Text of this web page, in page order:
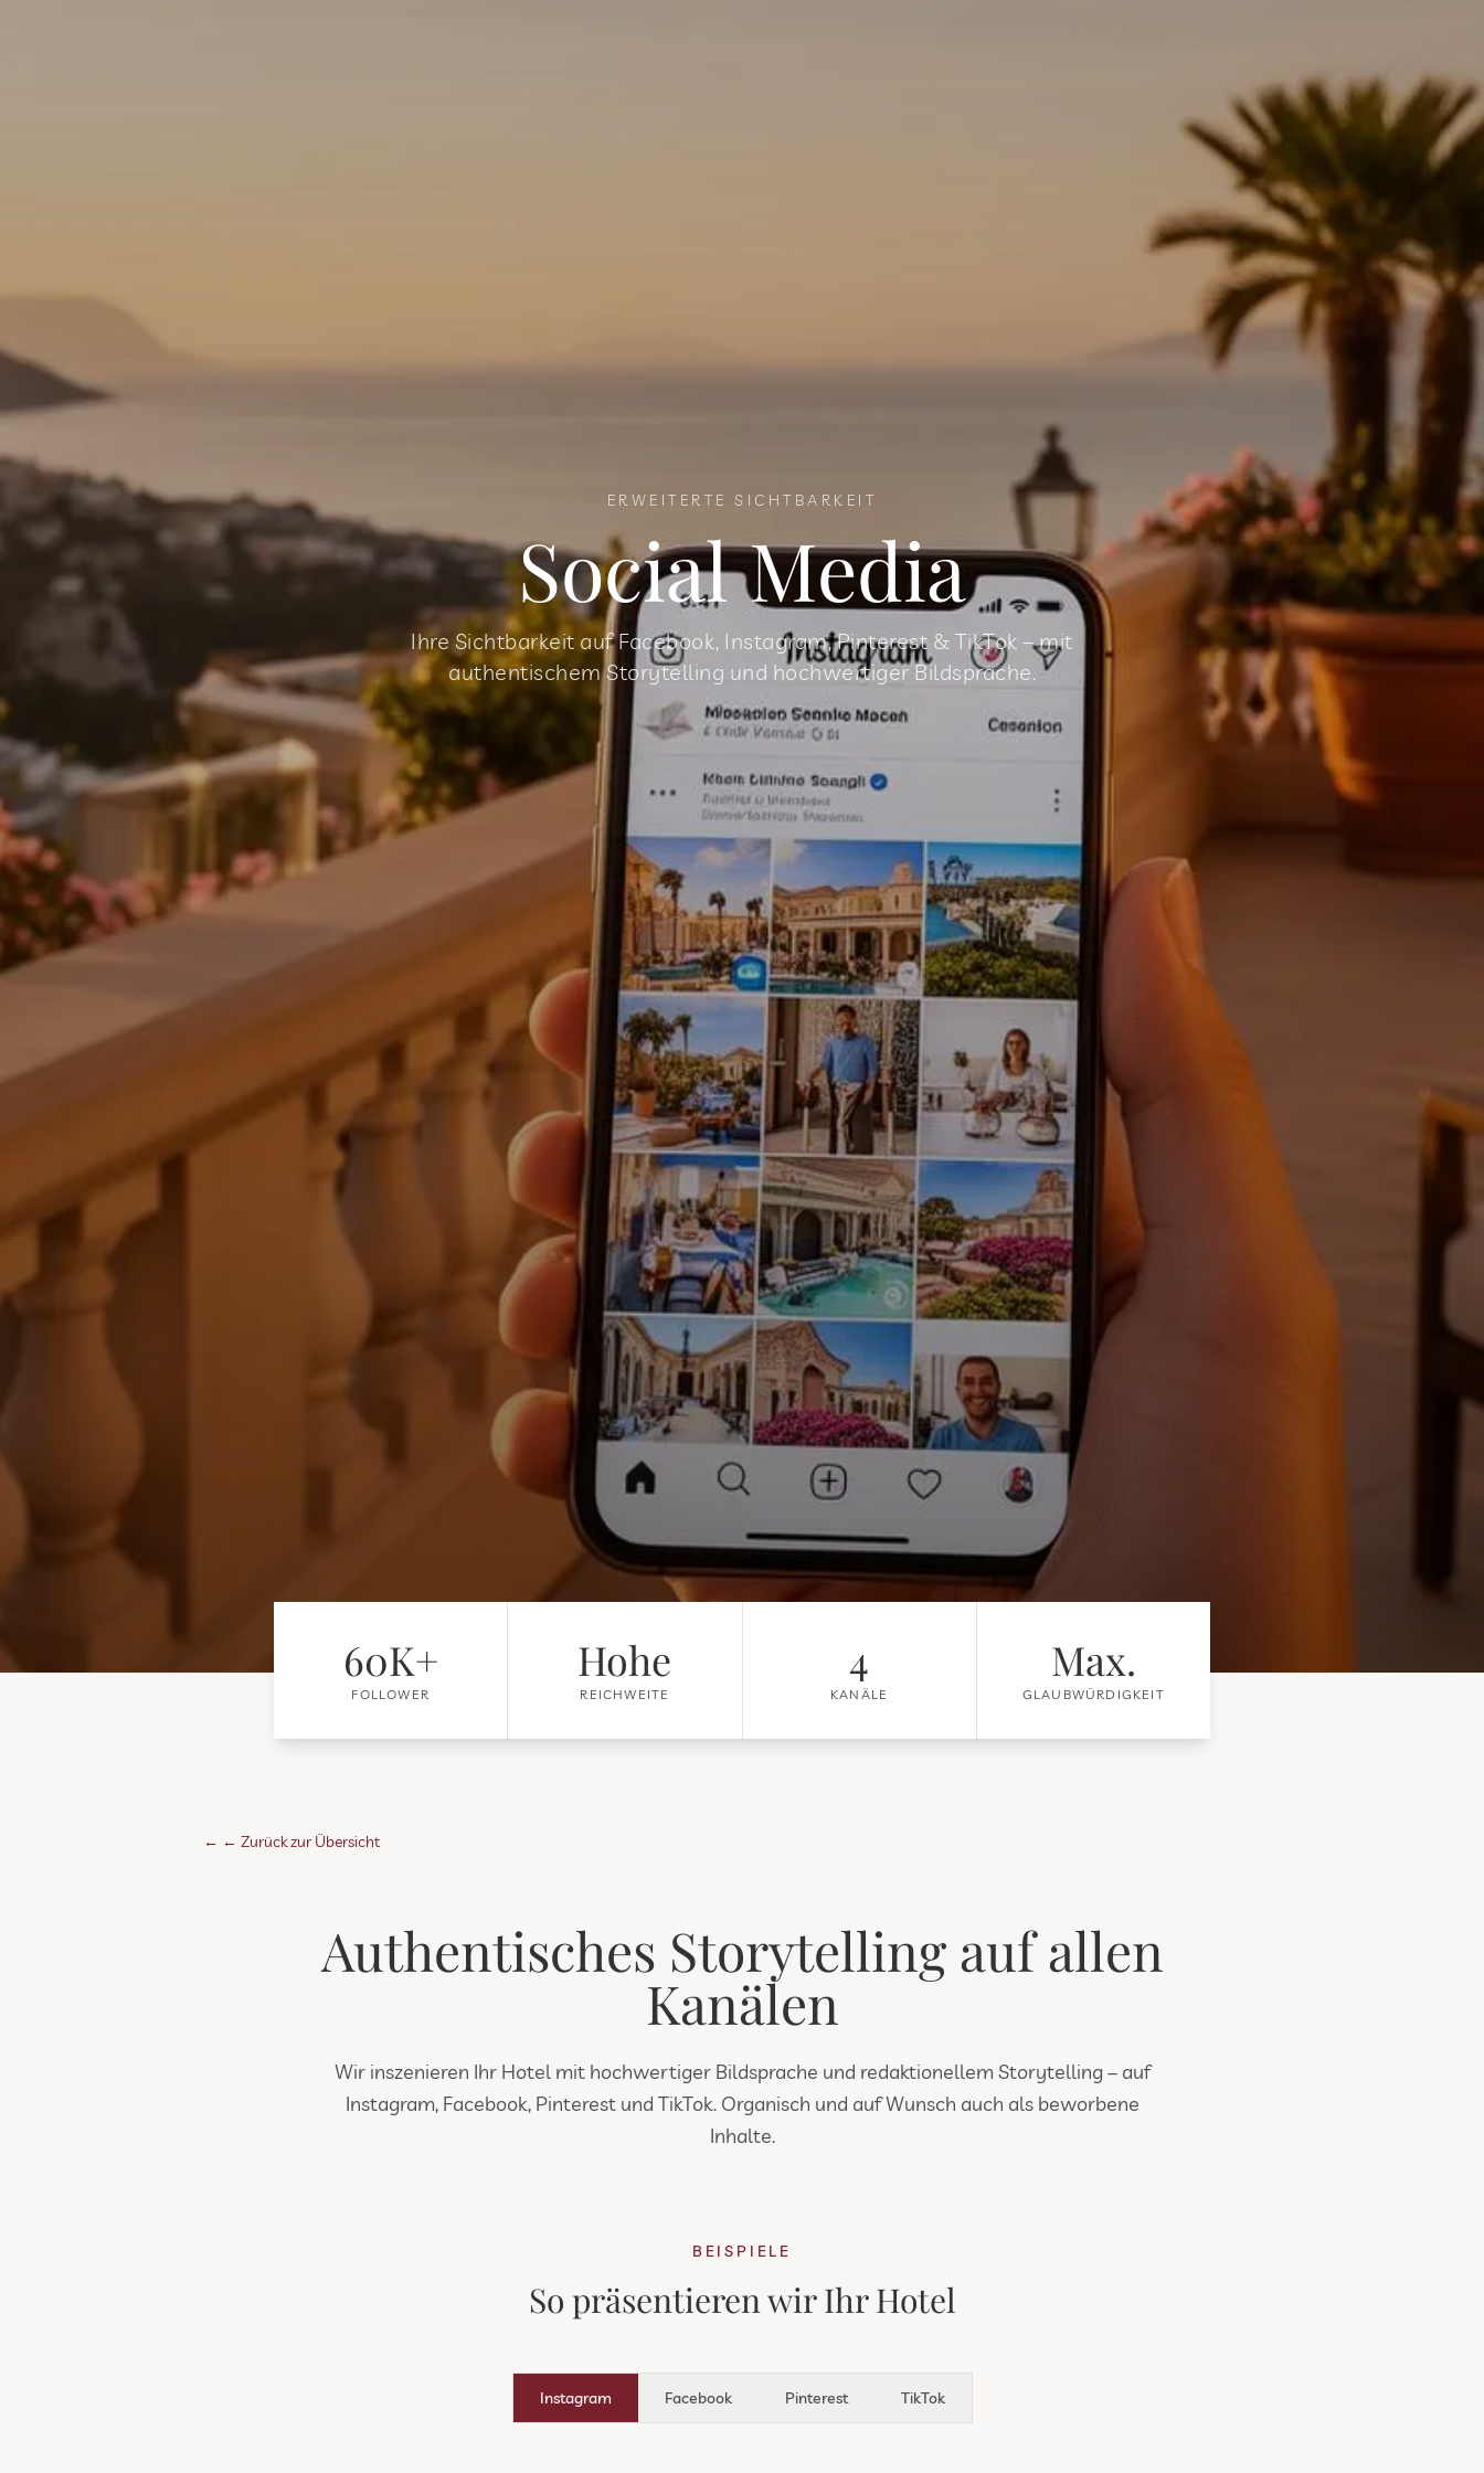
ERWEITERTE SICHTBARKEIT
Social Media
Ihre Sichtbarkeit auf Facebook, Instagram, Pinterest & TikTok – mit
authentischem Storytelling und hochwertiger Bildsprache.
60K+
FOLLOWER
Hohe
REICHWEITE
4
KANÄLE
Max.
GLAUBWÜRDIGKEIT
← ← Zurück zur Übersicht
Authentisches Storytelling auf allen
Kanälen
Wir inszenieren Ihr Hotel mit hochwertiger Bildsprache und redaktionellem Storytelling – auf
Instagram, Facebook, Pinterest und TikTok. Organisch und auf Wunsch auch als beworbene
Inhalte.
BEISPIELE
So präsentieren wir Ihr Hotel
Instagram Facebook Pinterest TikTok